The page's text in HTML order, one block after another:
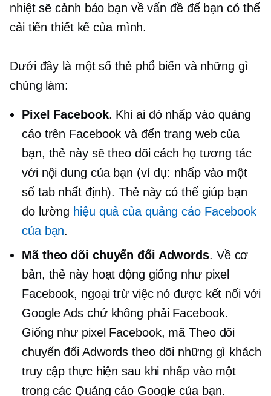
nhiệt sẽ cảnh báo bạn về vấn đề để bạn có thể
cải tiến thiết kế của mình.
Dưới đây là một số thẻ phổ biến và những gì
chúng làm:
Pixel Facebook. Khi ai đó nhấp vào quảng
cáo trên Facebook và đến trang web của
bạn, thẻ này sẽ theo dõi cách họ tương tác
với nội dung của bạn (ví dụ: nhấp vào một
số tab nhất định). Thẻ này có thể giúp bạn
đo lường hiệu quả của quảng cáo Facebook
của bạn.
Mã theo dõi chuyển đổi Adwords. Về cơ
bản, thẻ này hoạt động giống như pixel
Facebook, ngoại trừ việc nó được kết nối với
Google Ads chứ không phải Facebook.
Giống như pixel Facebook, mã Theo dõi
chuyển đổi Adwords theo dõi những gì khách
truy cập thực hiện sau khi nhấp vào một
trong các Quảng cáo Google của bạn.